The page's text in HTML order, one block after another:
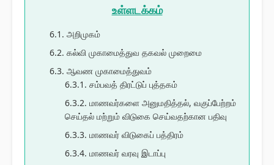
உள்ளடக்கம்
6.1. அறிமுகம்
6.2. கல்வி முகாமைத்துவ தகவல் முறைமை
6.3. ஆவண முகாமைத்துவம்
6.3.1. சம்பவத் திரட்டுப் புத்தகம்
6.3.2. மாணவர்களை அனுமதித்தல், வகுப்பேற்றம்
செய்தல் மற்றும் விடுகை செய்வதற்கான பதிவு
6.3.3. மாணவர் விடுகைப் பத்திரம்
6.3.4. மாணவர் வரவு இடாப்பு